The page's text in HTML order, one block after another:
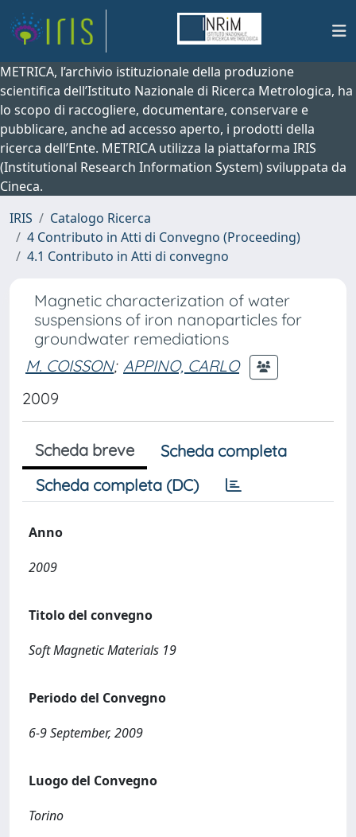
METRICA, l’archivio istituzionale della produzione
scientifica dell’Istituto Nazionale di Ricerca Metrologica, ha
lo scopo di raccogliere, documentare, conservare e
pubblicare, anche ad accesso aperto, i prodotti della
ricerca dell’Ente. METRICA utilizza la piattaforma IRIS
(Institutional Research Information System) sviluppata da
Cineca.
IRIS
Catalogo Ricerca
4 Contributo in Atti di Convegno (Proceeding)
4.1 Contributo in Atti di convegno
Magnetic characterization of water
suspensions of iron nanoparticles for
groundwater remediations
M. COISSON; APPINO, CARLO
2009
Scheda breve
Scheda completa
Scheda completa (DC)
Anno
2009
Titolo del convegno
Soft Magnetic Materials 19
Periodo del Convegno
6-9 September, 2009
Luogo del Convegno
Torino